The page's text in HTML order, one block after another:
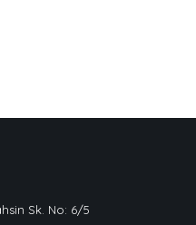
Sk. No: 6/5